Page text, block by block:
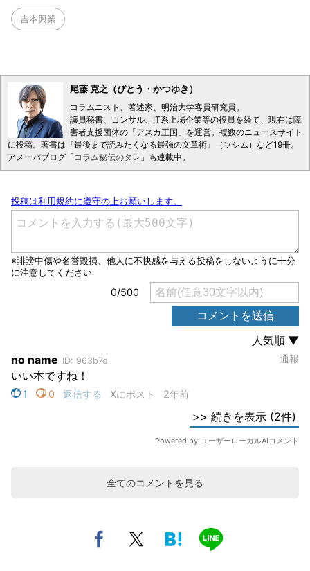
吉本興業
尾藤 克之（びとう・かつゆき）
コラムニスト、著述家、明治大学客員研究員。
議員秘書、コンサル、IT系上場企業等の役員を経て、現在は障
害者支援団体の「アスカ王国」を運営。複数のニュースサイト
に投稿。著書は『最後まで読みたくなる最強の文章術』（ソシム）など19冊。
アメーバブログ「コラム秘伝のタレ 」も連載中。
全てのコメントを見る